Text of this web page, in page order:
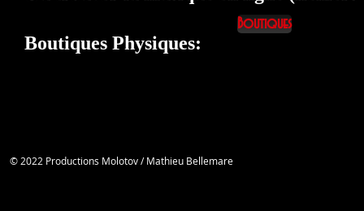
Boutiques Physiques:
Boutiques
© 2022 Productions Molotov / Mathieu Bellemare